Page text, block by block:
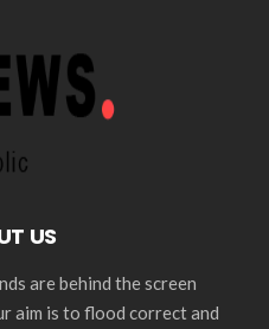
US
are behind the screen
aim is to flood correct and